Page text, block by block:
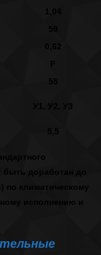
55
У1, У2, У3
быть доработан до
климатическому
исполнению и